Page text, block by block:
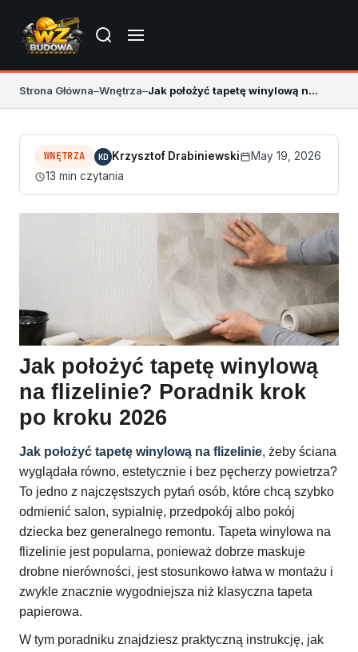
Strona Główna–Wnętrza– Jak położyć tapetę winylową na flizelinie
WNĘTRZA KD Krzysztof Drabiniewski
May 19, 2026
13 min czytania
Jak położyć tapetę winylową
na flizelinie? Poradnik krok
po kroku 2026
Jak położyć tapetę winylową na flizelinie, żeby ściana
wyglądała równo, estetycznie i bez pęcherzy powietrza?
To jedno z najczęstszych pytań osób, które chcą szybko
odmienić salon, sypialnię, przedpokój albo pokój
dziecka bez generalnego remontu. Tapeta winylowa na
flizelinie jest popularna, ponieważ dobrze maskuje
drobne nierówności, jest stosunkowo łatwa w montażu i
zwykle znacznie wygodniejsza niż klasyczna tapeta
papierowa.
W tym poradniku znajdziesz praktyczną instrukcję, jak